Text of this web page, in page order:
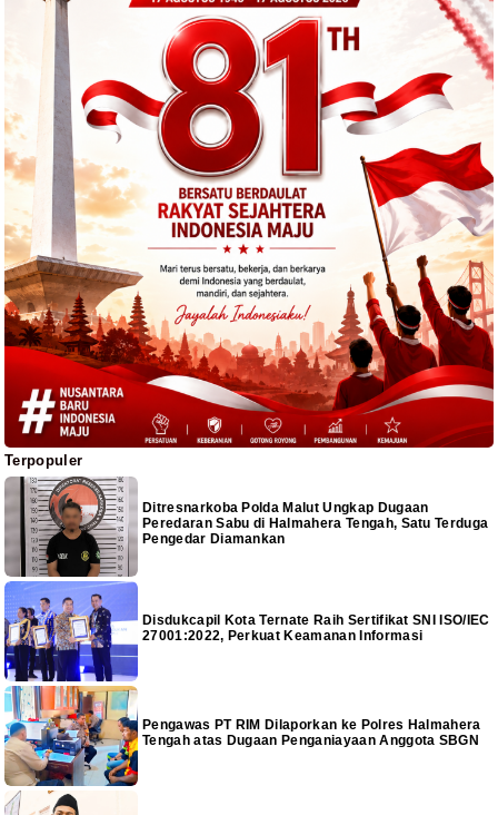
Terpopuler
Ditresnarkoba Polda Malut Ungkap Dugaan
Peredaran Sabu di Halmahera Tengah, Satu Terduga
Pengedar Diamankan
Disdukcapil Kota Ternate Raih Sertifikat SNI ISO/IEC
27001:2022, Perkuat Keamanan Informasi
Pengawas PT RIM Dilaporkan ke Polres Halmahera
Tengah atas Dugaan Penganiayaan Anggota SBGN